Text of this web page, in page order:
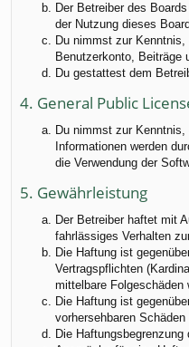
Der Betreiber des
der Nutzung dieses
Du nimmst zur
Benutzerkonto, Beiträge
Du gestattest dem
4. General Public
Du nimmst zur
Informationen werden
die Verwendung der
5. Gewährleistung
Der Betreiber haftet mit
fahrlässiges Verhalten
Die Haftung ist
Vertragspflichten
mittelbare Folgeschäden
Die Haftung ist
vorhersehbaren
Die